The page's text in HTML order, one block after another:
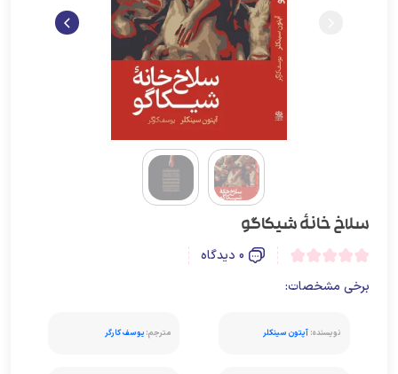
سلاخ خانۀ شیکاگو
0 دیدگاه
برخی مشخصات:
نویسنده:آپتون سینکلر مترجم:یوسف کارگر